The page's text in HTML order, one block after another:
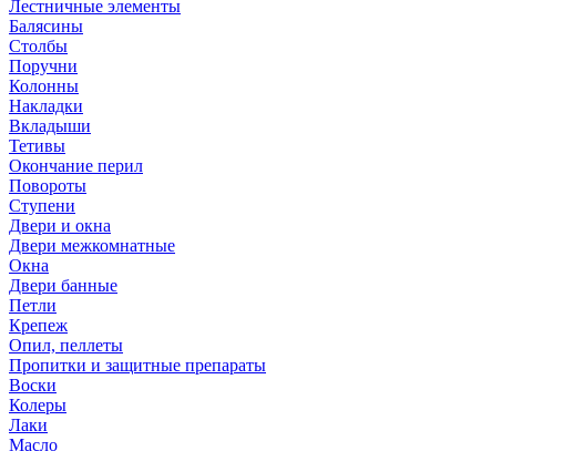
Лестничные элементы
Балясины
Столбы
Поручни
Колонны
Накладки
Вкладыши
Тетивы
Окончание перил
Повороты
Ступени
Двери и окна
Двери межкомнатные
Окна
Двери банные
Петли
Крепеж
Опил, пеллеты
Пропитки и защитные препараты
Воски
Колеры
Лаки
Масло